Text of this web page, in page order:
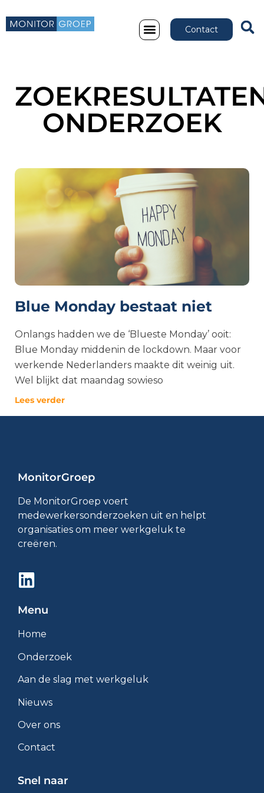
Contact
ONDERZOEK
Blue Monday bestaat niet
Onlangs hadden we de ‘Blueste Monday’ ooit:
Blue Monday middenin de lockdown. Maar voor
werkende Nederlanders maakte dit weinig uit.
Wel blijkt dat maandag sowieso
Lees verder
MonitorGroep
De MonitorGroep voert
medewerkersonderzoeken uit en helpt
organisaties om meer werkgeluk te
creëren.
Menu
Home
Onderzoek
Aan de slag met werkgeluk
Nieuws
Over ons
Contact
Snel naar